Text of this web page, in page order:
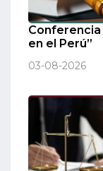
en el Perú”
03-08-2026